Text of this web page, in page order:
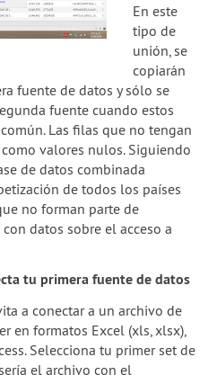
En este
tipo de
unión, se
copiarán
fuente de datos y sólo se
fuente cuando estos
Las filas que no tengan
valores nulos. Siguiendo
de datos combinada
de todos los países
no forman parte de
datos sobre el acceso a
tu primera fuente de datos
a conectar a un archivo de
en formatos Excel (xls, xlsx),
Selecciona tu primer set de
el archivo con el